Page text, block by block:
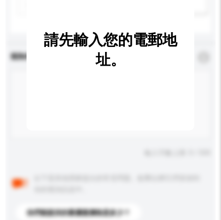
查詢內容
你們能提供的最優惠價格是多少？
請先輸入您的電郵地
址。